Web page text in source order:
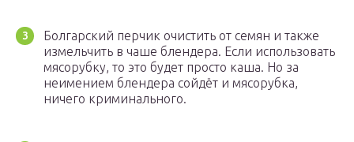
Болгарский перчик очистить от семян и также
измельчить в чаше блендера. Если использовать
мясорубку, то это будет просто каша. Но за
неимением блендера сойдёт и мясорубка,
ничего криминального.